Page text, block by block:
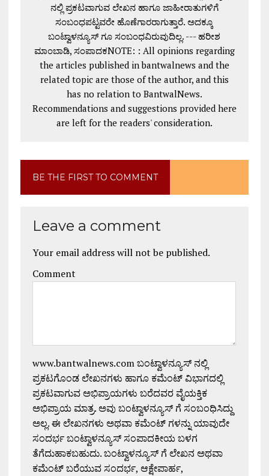
ನಲ್ಲಿ ಪ್ರಕಟವಾಗುವ ಲೇಖನ ಹಾಗೂ ಜಾಹೀರಾತುಗಳಿಗೆ
ಸಂಬಂಧಪಟ್ಟವರೇ ಹೊಣೆಗಾರರಾಗುತ್ತಾರೆ. ಅದಕ್ಕೂ
ಬಂಟ್ವಾಳನ್ಯೂಸ್ ಗೂ ಸಂಬಂಧವಿರುವುದಿಲ್ಲ. --- ಹರೀಶ
ಮಾಂಬಾಡಿ, ಸಂಪಾದಕNOTE: : All opinions regarding
the articles published in bantwalnews and the
related topic are those of the author, and this
has no relation to BantwalNews.
Recommendations and suggestions provided here
are left for the readers' consideration.
BE THE FIRST TO COMMENT
Leave a comment
Your email address will not be published.
Comment
www.bantwalnews.com ಬಂಟ್ವಾಳನ್ಯೂಸ್ ನಲ್ಲಿ
ಪ್ರಕಟಗೊಂಡ ಲೇಖನಗಳು ಹಾಗೂ ಕಮೆಂಟ್ ವಿಭಾಗದಲ್ಲಿ
ಪ್ರಕಟವಾಗುವ ಅಭಿಪ್ರಾಯಗಳು ಬರೆದವರ ವೈಯಕ್ತಿಕ
ಅಭಿಪ್ರಾಯ ಮಾತ್ರ. ಅವು ಬಂಟ್ವಾಳನ್ಯೂಸ್ ಗೆ ಸಂಬಂಧಿಸಿದ್ದು
ಅಲ್ಲ. ಈ ಲೇಖನಗಳು ಅಥವಾ ಕಮೆಂಟ್ ಗಳನ್ನು ಯಾವುದೇ
ಸಂದರ್ಭ ಬಂಟ್ವಾಳನ್ಯೂಸ್ ಸಂಪಾದಕೀಯ ಬಳಗ
ತೆಗೆದುಹಾಕಬಹುದು. ಬಂಟ್ವಾಳನ್ಯೂಸ್ ಗೆ ಲೇಖನ ಅಥವಾ
ಕಮೆಂಟ್ ಬರೆಯುವ ಸಂದರ್ಭ, ಆಕ್ಷೇಪಾರ್ಹ,